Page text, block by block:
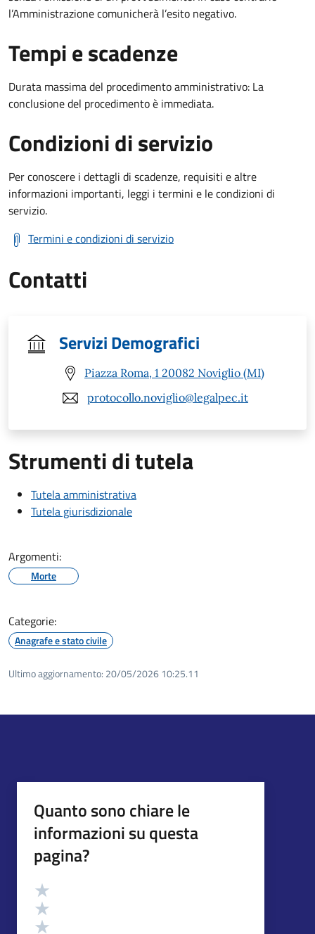
l’Amministrazione comunicherà l’esito negativo.
Tempi e scadenze
Durata massima del procedimento amministrativo: La
conclusione del procedimento è immediata.
Condizioni di servizio
Per conoscere i dettagli di scadenze, requisiti e altre
informazioni importanti, leggi i termini e le condizioni di
servizio.
Termini e condizioni di servizio
Contatti
Servizi Demografici
Piazza Roma, 1 20082 Noviglio (MI)
protocollo.noviglio@legalpec.it
Strumenti di tutela
Tutela amministrativa
Tutela giurisdizionale
Argomenti:
Morte
Categorie:
Anagrafe e stato civile
Ultimo aggiornamento: 20/05/2026 10:25.11
Quanto sono chiare le
informazioni su questa
pagina?
Valutazione